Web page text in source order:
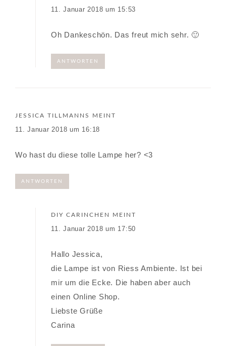
11. Januar 2018 um 15:53
Oh Dankeschön. Das freut mich sehr. 🙂
ANTWORTEN
JESSICA TILLMANNS MEINT
11. Januar 2018 um 16:18
Wo hast du diese tolle Lampe her? <3
ANTWORTEN
DIY CARINCHEN MEINT
11. Januar 2018 um 17:50
Hallo Jessica,
die Lampe ist von Riess Ambiente. Ist bei
mir um die Ecke. Die haben aber auch
einen Online Shop.
Liebste Grüße
Carina